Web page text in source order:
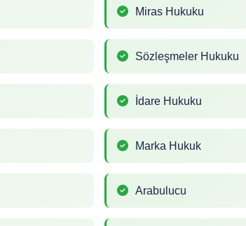
Miras Hukuku
Sözleşmeler Hukuku
İdare Hukuku
Marka Hukuk
Arabulucu